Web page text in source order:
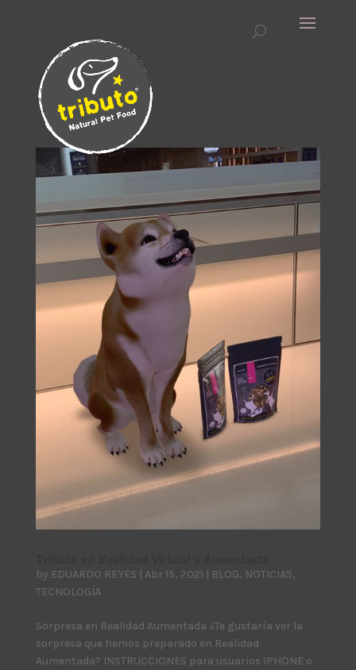
by EDUARDO REYES Abr 15, 2021 BLOG, NOTICIAS,
TECNOLOGÍA
Sorpresa en Realidad Aumentada ¿Te gustaría ver la
sorpresa que hemos preparado en Realidad
Aumentada? INSTRUCCIONES para usuarios IPHONE o